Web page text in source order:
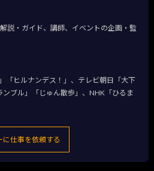
説・ガイド、講師、イベントの企画・監
「ヒルナンデス！」、テレビ朝日「大下
ブル」「じゅん散歩」、NHK「ひるま
仕事を依頼する